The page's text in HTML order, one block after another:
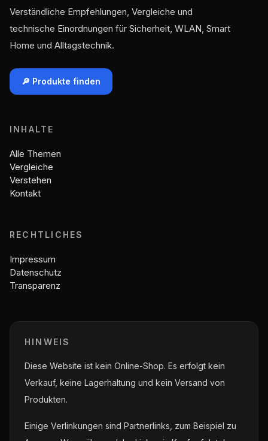
Verständliche Empfehlungen, Vergleiche und
technische Einordnungen für Sicherheit, WLAN, Smart
Home und Alltagstechnik.
🔎 Produkte finden
INHALTE
Alle Themen
Vergleiche
Verstehen
Kontakt
RECHTLICHES
Impressum
Datenschutz
Transparenz
HINWEIS
Diese Website ist kein Online-Shop. Es erfolgt kein
Verkauf, keine Lagerhaltung und kein Versand von
Produkten.
Einige Verlinkungen sind Partnerlinks, zum Beispiel zu